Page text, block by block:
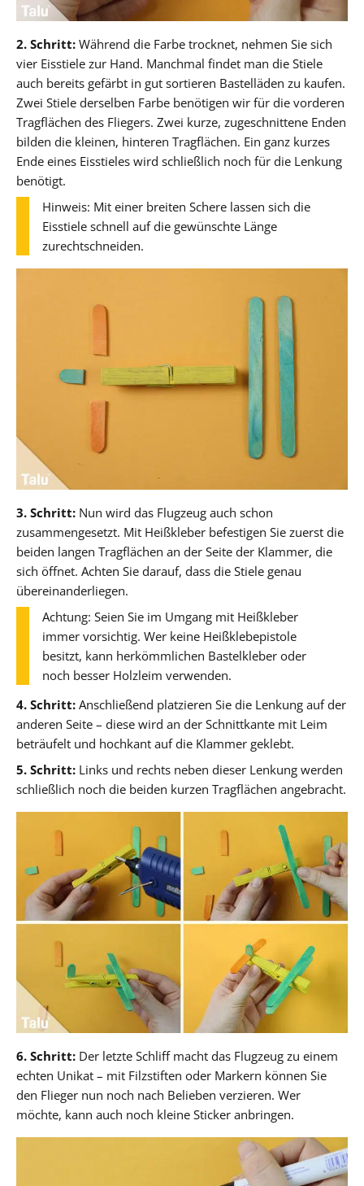
2. Schritt: Während die Farbe trocknet, nehmen Sie sich
vier Eisstiele zur Hand. Manchmal findet man die Stiele
auch bereits gefärbt in gut sortieren Bastelläden zu kaufen.
Zwei Stiele derselben Farbe benötigen wir für die vorderen
Tragflächen des Fliegers. Zwei kurze, zugeschnittene Enden
bilden die kleinen, hinteren Tragflächen. Ein ganz kurzes
Ende eines Eisstieles wird schließlich noch für die Lenkung
benötigt.
Hinweis: Mit einer breiten Schere lassen sich die
Eisstiele schnell auf die gewünschte Länge
zurechtschneiden.
3. Schritt: Nun wird das Flugzeug auch schon
zusammengesetzt. Mit Heißkleber befestigen Sie zuerst die
beiden langen Tragflächen an der Seite der Klammer, die
sich öffnet. Achten Sie darauf, dass die Stiele genau
übereinanderliegen.
Achtung: Seien Sie im Umgang mit Heißkleber
immer vorsichtig. Wer keine Heißklebepistole
besitzt, kann herkömmlichen Bastelkleber oder
noch besser Holzleim verwenden.
4. Schritt: Anschließend platzieren Sie die Lenkung auf der
anderen Seite – diese wird an der Schnittkante mit Leim
beträufelt und hochkant auf die Klammer geklebt.
5. Schritt: Links und rechts neben dieser Lenkung werden
schließlich noch die beiden kurzen Tragflächen angebracht.
6. Schritt: Der letzte Schliff macht das Flugzeug zu einem
echten Unikat – mit Filzstiften oder Markern können Sie
den Flieger nun noch nach Belieben verzieren. Wer
möchte, kann auch noch kleine Sticker anbringen.